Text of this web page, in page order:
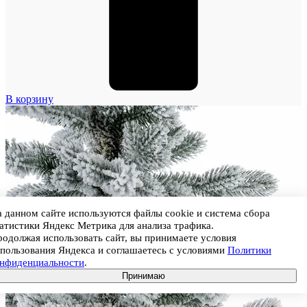
В корзину
данном сайте используются файлы cookie и система сбора
Яндекс Метрика для анализа трафика.
использовать сайт, вы принимаете условия
Яндекса и соглашаетесь с условиями Политики
.
Принимаю